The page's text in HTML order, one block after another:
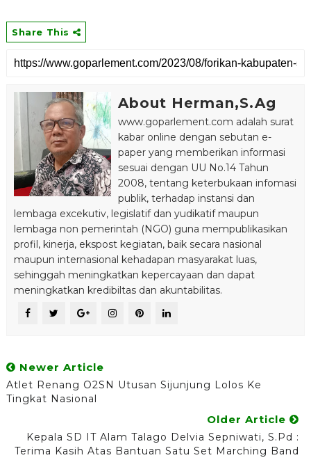
Share This
About Herman,S.Ag
www.goparlement.com adalah surat
kabar online dengan sebutan e-
paper yang memberikan informasi
sesuai dengan UU No.14 Tahun
2008, tentang keterbukaan infomasi
publik, terhadap instansi dan
lembaga excekutiv, legislatif dan yudikatif maupun
lembaga non pemerintah (NGO) guna mempublikasikan
profil, kinerja, ekspost kegiatan, baik secara nasional
maupun internasional kehadapan masyarakat luas,
sehinggah meningkatkan kepercayaan dan dapat
meningkatkan kredibiltas dan akuntabilitas.
Newer Article
Atlet Renang O2SN Utusan Sijunjung Lolos Ke
Tingkat Nasional
Older Article
Kepala SD IT Alam Talago Delvia Sepniwati, S.Pd :
Terima Kasih Atas Bantuan Satu Set Marching Band